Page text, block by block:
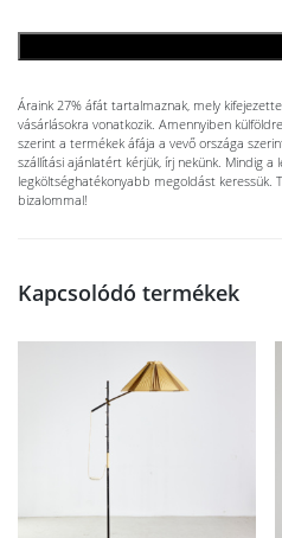
Áraink 27% áfát tartalmaznak, mely
vásárlásokra vonatkozik. Amennyiben
szerint a termékek áfája a vevő országa
szállítási ajánlatért kérjük, írj nekünk. Mindig
legköltséghatékonyabb megoldást keressük.
bizalommal!
Kapcsolódó termékek